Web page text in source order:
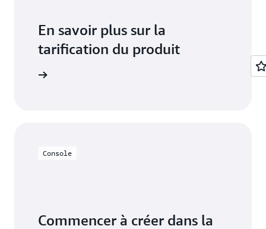
En savoir plus sur la
tarification du produit
Console
Commencer à créer dans la